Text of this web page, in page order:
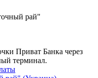
Приват Банка через
терминал.